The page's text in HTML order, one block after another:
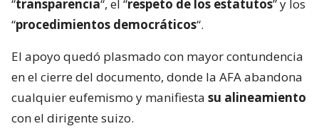
“transparencia“, el “respeto de los estatutos” y los
“procedimientos democráticos“.
El apoyo quedó plasmado con mayor contundencia
en el cierre del documento, donde la AFA abandona
cualquier eufemismo y manifiesta su alineamiento
con el dirigente suizo.